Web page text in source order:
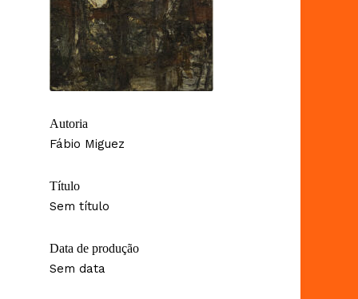
Autoria
Fábio Miguez
Título
Sem título
Data de produção
Sem data